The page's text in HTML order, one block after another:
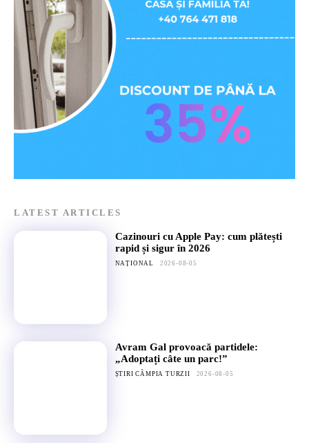
LATEST ARTICLES
Cazinouri cu Apple Pay: cum plătești
rapid și sigur în 2026
NAȚIONAL 2026-08-05
Avram Gal provoacă partidele:
„Adoptați câte un parc!”
ȘTIRI CÂMPIA TURZII 2026-08-05